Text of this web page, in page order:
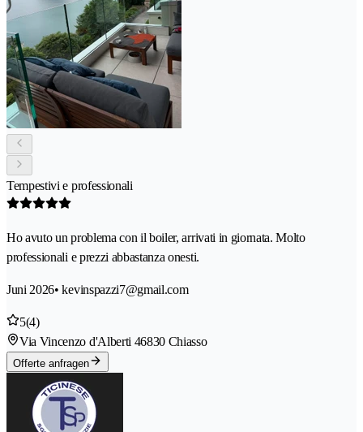
Tempestivi e professionali
Ho avuto un problema con il boiler, arrivati in giornata. Molto
professionali e prezzi abbastanza onesti.
Juni 2026• kevinspazzi7@gmail.com
5(4)
Via Vincenzo d'Alberti 46830 Chiasso
Offerte anfragen